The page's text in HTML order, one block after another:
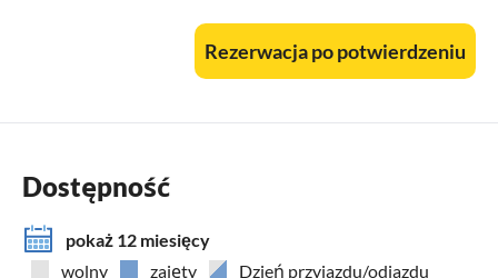
Oba wyposażone są w kuchnię, łazienkę i WC oraz 2-3
sypialnie. Bezpłatne wifi i telewizja satelitarna.
Zwierzęta domowe są dozwolone.
Rezerwacja po potwierdzeniu
Dostępność
pokaż 12 miesięcy
wolny
zajęty Dzień przyjazdu/odjazdu